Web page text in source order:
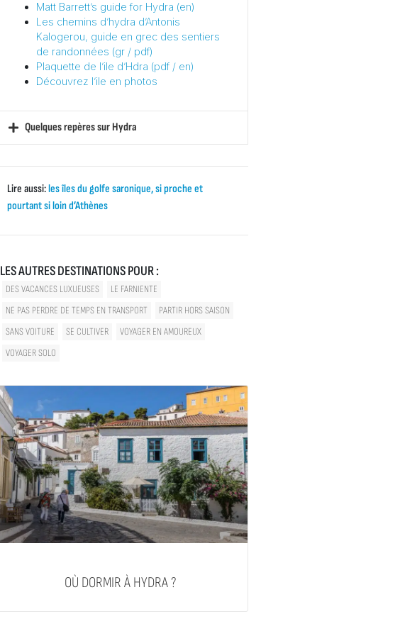
Matt Barrett’s guide for Hydra (en)
Les chemins d’hydra d’Antonis
Kalogerou, guide en grec des sentiers
de randonnées (gr / pdf)
Plaquette de l’ile d’Hdra (pdf / en)
Découvrez l’ile en photos
Quelques repères sur Hydra
Lire aussi:les îles du golfe saronique, si proche et
pourtant si loin d’Athènes
LES AUTRES DESTINATIONS POUR :
DES VACANCES LUXUEUSES
LE FARNIENTE
NE PAS PERDRE DE TEMPS EN TRANSPORT
PARTIR HORS SAISON
SANS VOITURE
SE CULTIVER
VOYAGER EN AMOUREUX
VOYAGER SOLO
OÙ DORMIR À HYDRA ?